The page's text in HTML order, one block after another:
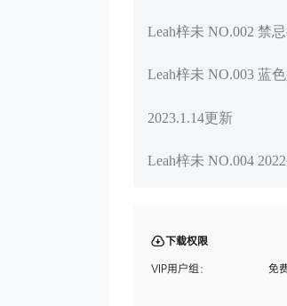
Leah梓未 NO.002 禁
Leah梓未 NO.003 蓝
2023.1.14更新
Leah梓未 NO.004
下载权限
VIP用户组：
免